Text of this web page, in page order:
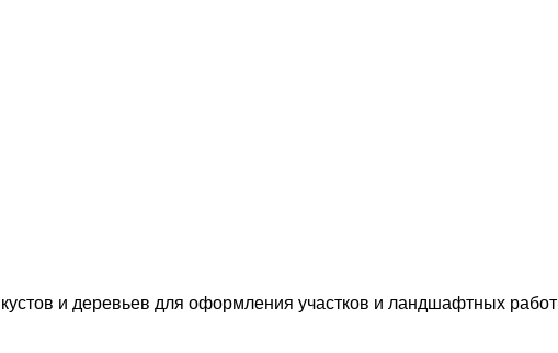
и деревьев для оформления участков и ландшафтных работ